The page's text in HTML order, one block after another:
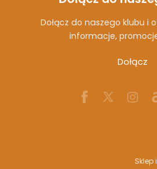
Dołącz do naszego klubu i
informacje,
Dołącz
Sklep